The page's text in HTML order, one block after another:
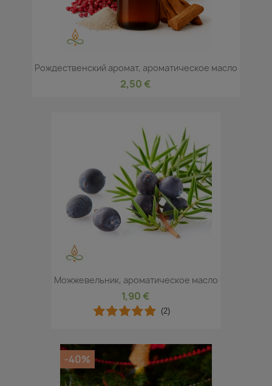
Рождественский аромат, ароматическое масло
2,50 €
Можжевельник, ароматическое масло
1,90 €
(2)
-40%